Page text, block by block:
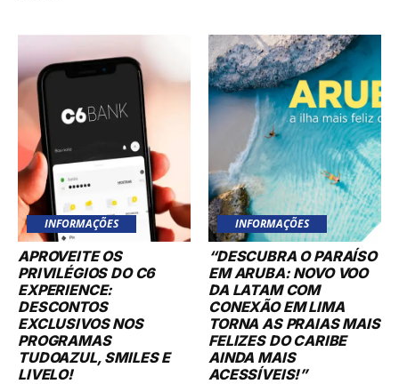
INFORMAÇÕES
APROVEITE OS
PRIVILÉGIOS DO C6
EXPERIENCE:
DESCONTOS
EXCLUSIVOS NOS
PROGRAMAS
TUDOAZUL, SMILES E
LIVELO!
INFORMAÇÕES
“DESCUBRA O PARAÍSO
EM ARUBA: NOVO VOO
DA LATAM COM
CONEXÃO EM LIMA
TORNA AS PRAIAS MAIS
FELIZES DO CARIBE
AINDA MAIS
ACESSÍVEIS!”